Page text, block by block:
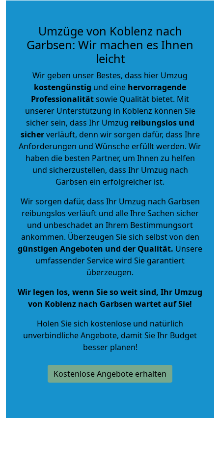
Umzüge von Koblenz nach
Garbsen: Wir machen es Ihnen
leicht
Wir geben unser Bestes, dass hier Umzug
kostengünstig und eine hervorragende
Professionalitätsowie Qualität bietet. Mit
unserer Unterstützung in Koblenz können Sie
sicher sein, dass Ihr Umzug reibungslos und
sicherverläuft, denn wir sorgen dafür, dass Ihre
Anforderungen und Wünsche erfüllt werden. Wir
haben die besten Partner, um Ihnen zu helfen
und sicherzustellen, dass Ihr Umzug nach
Garbsen ein erfolgreicher ist.
Wir sorgen dafür, dass Ihr Umzug nach Garbsen
reibungslos verläuft und alle Ihre Sachen sicher
und unbeschadet an Ihrem Bestimmungsort
ankommen. Überzeugen Sie sich selbst von den
günstigen Angeboten und der Qualität. Unsere
umfassender Service wird Sie garantiert
überzeugen.
Wir legen los, wenn Sie so weit sind, Ihr Umzug
von Koblenz nach Garbsen wartet auf Sie!
Holen Sie sich kostenlose und natürlich
unverbindliche Angebote, damit Sie Ihr Budget
besser planen!
Kostenlose Angebote erhalten